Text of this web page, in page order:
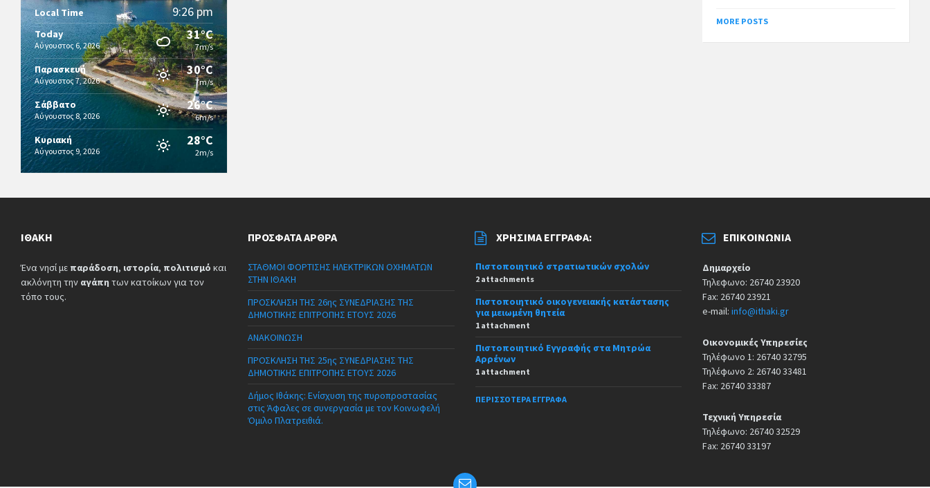
Local Time 9:26 pm
Today
Αύγουστος 6, 2026
31°C
7m/s
Παρασκευή
Αύγουστος 7, 2026
30°C
7m/s
Σάββατο
Αύγουστος 8, 2026
26°C
6m/s
Κυριακή
Αύγουστος 9, 2026
28°C
2m/s
MORE POSTS
ΙΘΆΚΗ
Ένα νησί με παράδοση, ιστορία, πολιτισμό και
ακλόνητη την αγάπη των κατοίκων για τον
τόπο τους.
ΠΡΌΣΦΑΤΑ ΆΡΘΡΑ
ΣΤΑΘΜΟΙ ΦΟΡΤΙΣΗΣ ΗΛΕΚΤΡΙΚΩΝ ΟΧΗΜΑΤΩΝ
ΣΤΗΝ ΙΘΑΚΗ
ΠΡΟΣΚΛΗΣΗ ΤΗΣ 26ης ΣΥΝΕΔΡΙΑΣΗΣ ΤΗΣ
ΔΗΜΟΤΙΚΗΣ ΕΠΙΤΡΟΠΗΣ ΕΤΟΥΣ 2026
ΑΝΑΚΟΙΝΩΣΗ
ΠΡΟΣΚΛΗΣΗ ΤΗΣ 25ης ΣΥΝΕΔΡΙΑΣΗΣ ΤΗΣ
ΔΗΜΟΤΙΚΗΣ ΕΠΙΤΡΟΠΗΣ ΕΤΟΥΣ 2026
Δήμος Ιθάκης: Ενίσχυση της πυροπροστασίας
στις Άφαλες σε συνεργασία με τον Κοινωφελή
Όμιλο Πλατρειθιά.
ΧΡΉΣΙΜΑ ΈΓΓΡΑΦΑ:
Πιστοποιητικό στρατιωτικών σχολών
2 attachments
Πιστοποιητικό οικογενειακής κατάστασης
για μειωμένη θητεία
1 attachment
Πιστοποιητικό Εγγραφής στα Μητρώα
Αρρένων
1 attachment
ΠΕΡΙΣΣΌΤΕΡΑ ΈΓΓΡΑΦΑ
ΕΠΙΚΟΙΝΩΝΊΑ
Δημαρχείο
Τηλεφωνο: 26740 23920
Fax: 26740 23921
e-mail:info@ithaki.gr
Οικονομικές Υπηρεσίες
Τηλέφωνο 1: 26740 32795
Τηλέφωνο 2: 26740 33481
Fax: 26740 33387
Τεχνική Υπηρεσία
Τηλέφωνο: 26740 32529
Fax: 26740 33197